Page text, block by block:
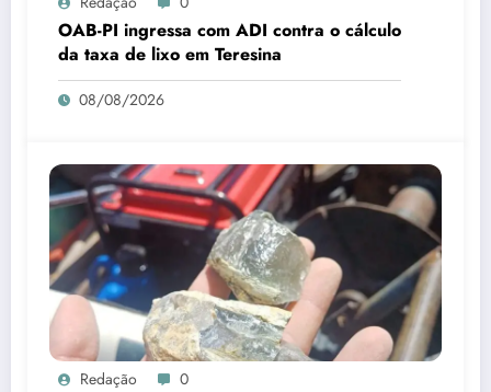
OAB-PI ingressa com ADI contra o cálculo
da taxa de lixo em Teresina
08/08/2026
Redação 0